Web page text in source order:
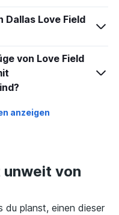
Dallas Love Field
von Love Field
anzeigen
unweit von
du planst, einen dieser